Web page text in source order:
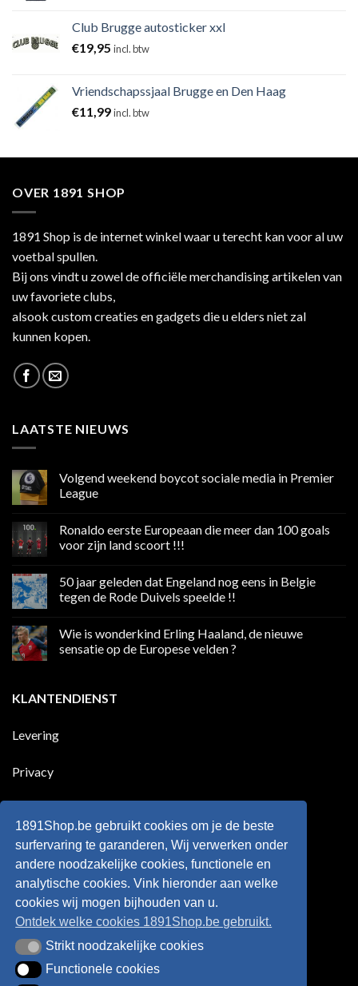
Club Brugge autosticker xxl
€19,95 incl. btw
Vriendschapssjaal Brugge en Den Haag
€11,99incl. btw
OVER 1891 SHOP
1891 Shop is de internet winkel waar u terecht kan voor al uw
voetbal spullen.
Bij ons vindt u zowel de officiële merchandising artikelen van
uw favoriete clubs,
alsook custom creaties en gadgets die u elders niet zal
kunnen kopen.
LAATSTE NIEUWS
Volgend weekend boycot sociale media in Premier
League
op
weekend
media
in
Premier
Ronaldo eerste Europeaan die meer dan 100 goals
voor zijn land scoort !!!
op
Ronaldo
eerste
meer
100
land
scoort
50 jaar geleden dat Engeland nog eens in Belgie
tegen de Rode Duivels speelde !!
op
jaar
nog
eens
tegen
Wie is wonderkind Erling Haaland, de nieuwe
sensatie op de Europese velden ?
Wie
is
Haaland,
Europese
KLANTENDIENST
Levering
Privacy
Retourneren
Algemene voorwaarden
1891Shop.be gebruikt cookies om je de beste
surfervaring te garanderen, Wij verwerken onder
andere noodzakelijke cookies, functionele en
analytische cookies. Vink hieronder aan welke
cookies wij mogen bijhouden van u.
Ontdek welke cookies 1891Shop.be gebruikt.
Strikt noodzakelijke cookies
Strikt noodzakelijke cookies
Functionele cookies
Functionele cookies